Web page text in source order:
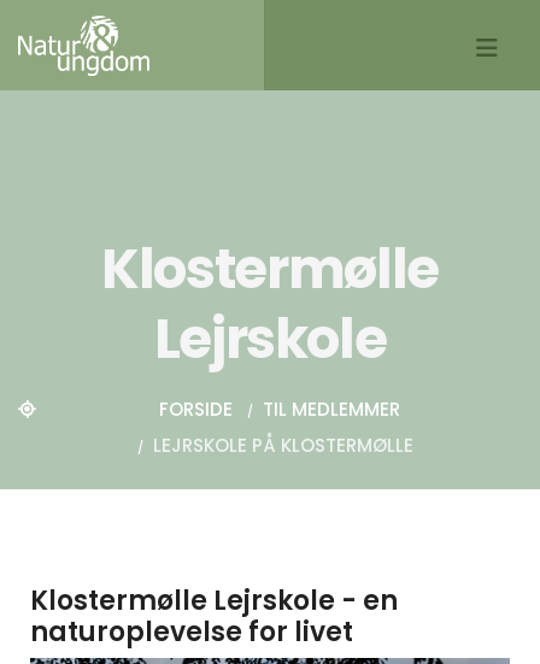
Klostermølle
Lejrskole
FORSIDE
TIL MEDLEMMER
LEJRSKOLE PÅ KLOSTERMØLLE
Klostermølle Lejrskole - en
naturoplevelse for livet